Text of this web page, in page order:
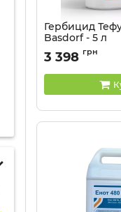
Гербицид
Basdorf - 5 л
Артикул: 11044702
3 398 грн